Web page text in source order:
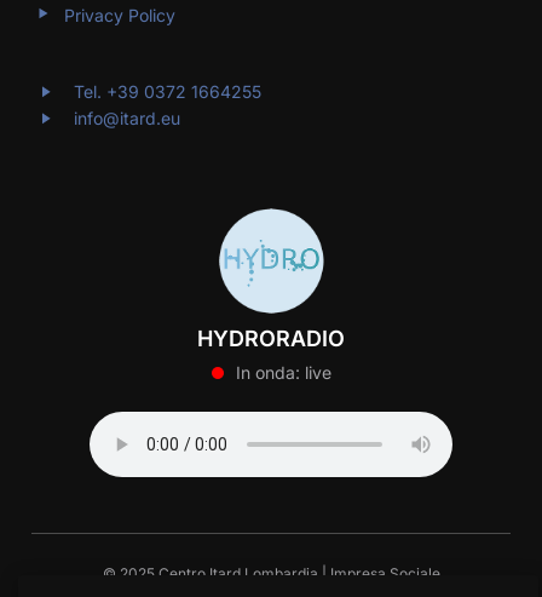
Privacy Policy
Tel. +39 0372 1664255
info@itard.eu
HYDRORADIO
In onda: live
© 2025 Centro Itard Lombardia | Impresa Sociale